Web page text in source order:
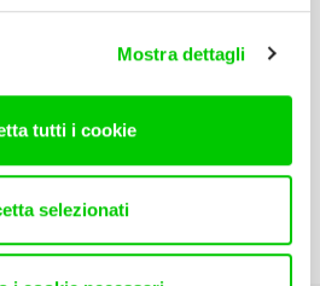
Mostra dettagli
tutti i cookie
selezionati